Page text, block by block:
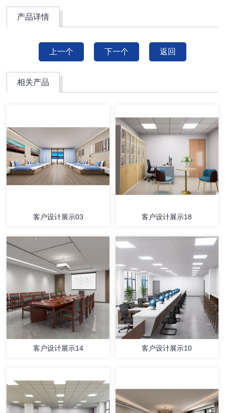
产品详情
上一个 下一个 返回
相关产品
客户设计展示03 客户设计展示18
客户设计展示14 客户设计展示10